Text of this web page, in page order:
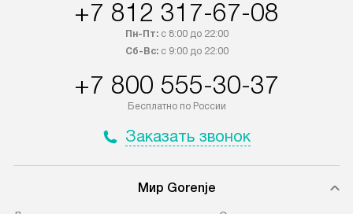
деформироваться, растянуться или покрыться
трудноразглаживаемыми складками. Для них обычно
+7 812 317-67-08
Пн-Пт:с 8:00 до 22:00
Сб-Вс:с 9:00 до 22:00
+7 800 555-30-37
Бесплатно по России
Заказать звонок
Мир Gorenje